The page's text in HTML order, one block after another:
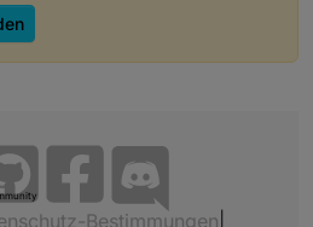
Bestimmungen